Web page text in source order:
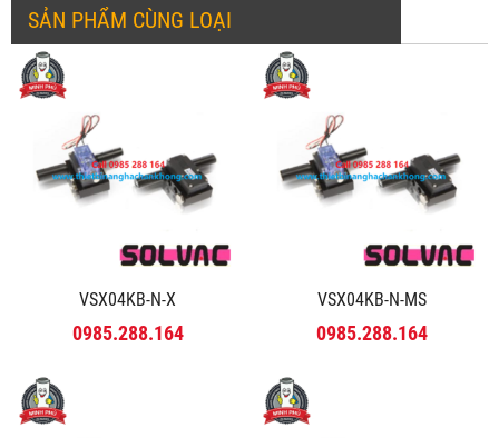
SẢN PHẨM CÙNG LOẠI
VSX04KB-N-X
0985.288.164
VSX04KB-N-MS
0985.288.164